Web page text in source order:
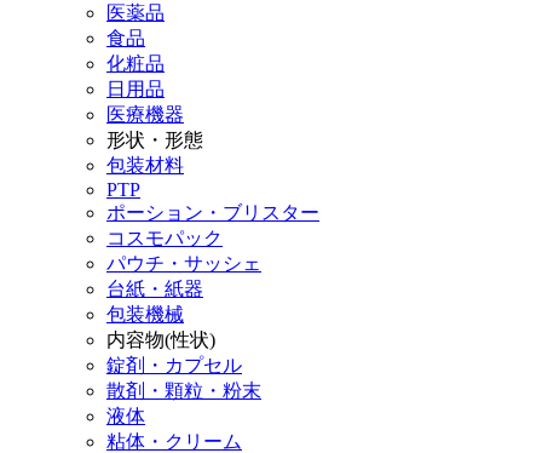
医薬品
食品
化粧品
日用品
医療機器
形状・形態
包装材料
PTP
ポーション・ブリスター
コスモパック
パウチ・サッシェ
台紙・紙器
包装機械
内容物(性状)
錠剤・カプセル
散剤・顆粒・粉末
液体
粘体・クリーム